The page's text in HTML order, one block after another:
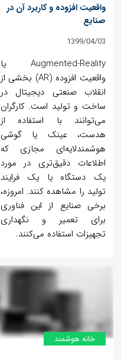
واقعیت افزوده و کاربرد آن در
صنایع
1399/04/03
Augmented-Reality یا
واقعیت افزوده (AR) بخشی از
انقلاب صنعتی دیجیتال در
ساخت و تولید است. کارگران
می‌توانند با استفاده از
هدست، عینک یا گوشی
هوشمندلایه‌ای مجازی که
اطلاعات دقیق‌تری در مورد
یک دستگاه یا یک فرایند
تولید را مشاهده کنند. امروزه،
برخی صنایع از این فناوری
برای تعمیر و نگهداری
تجهیزات استفاده می‌کنند.
خانه‌ هوشمند